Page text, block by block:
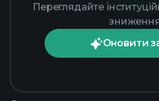
Переглядайте
Оновити